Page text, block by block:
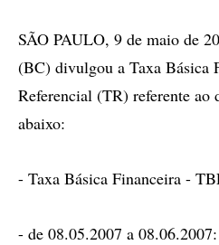
SÃO PAULO, 9 de maio de
(BC) divulgou a Taxa Básica
Referencial (TR) referente ao
abaixo:
- Taxa Básica Financeira -
- de 08.05.2007 a